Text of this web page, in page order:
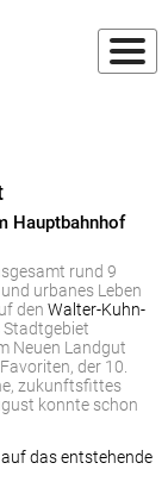
Hauptbahnhof
rund 9
urbanes Leben
den Walter-Kuhn-
Stadtgebiet
Neuen Landgut
der 10.
zukunftsfittes
konnte schon
auf das entstehende